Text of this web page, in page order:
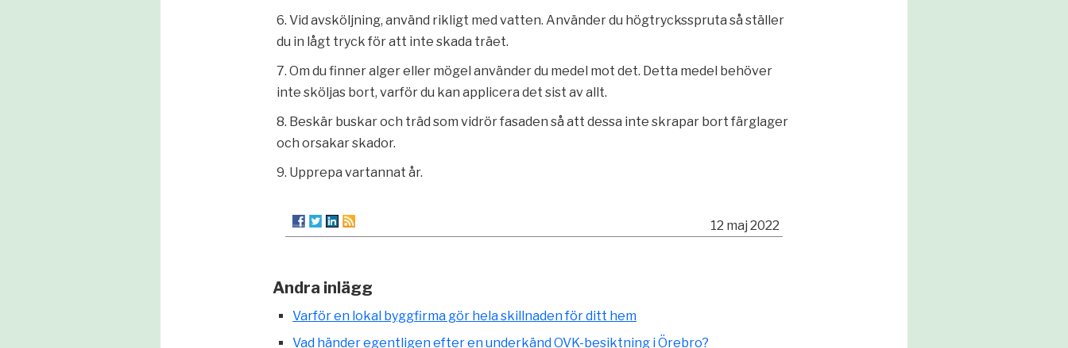
6. Vid avsköljning, använd rikligt med vatten. Använder du högtrycksspruta så ställer
du in lågt tryck för att inte skada träet.
7. Om du finner alger eller mögel använder du medel mot det. Detta medel behöver
inte sköljas bort, varför du kan applicera det sist av allt.
8. Beskär buskar och träd som vidrör fasaden så att dessa inte skrapar bort färglager
och orsakar skador.
9. Upprepa vartannat år.
12 maj 2022
Andra inlägg
Varför en lokal byggfirma gör hela skillnaden för ditt hem
Vad händer egentligen efter en underkänd OVK-besiktning i Örebro?